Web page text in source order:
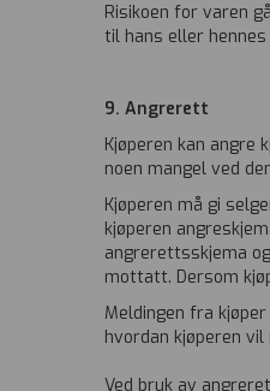
Risikoen for varen
til hans eller
9. Angrerett
Kjøperen kan
noen mangel ved
Kjøperen må gi
kjøperen
angrerettsskjema
mottatt. Dersom
Meldingen fra
hvordan kjøperen
Ved bruk av